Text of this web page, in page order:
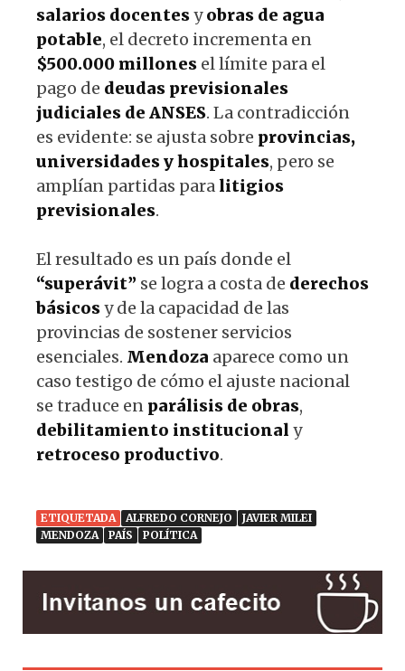
salarios docentesyobras de agua
potable, el decreto incrementa en
$500.000 millones el límite para el
pago de deudas previsionales
judiciales de ANSES. La contradicción
es evidente: se ajusta sobre provincias,
universidades y hospitales, pero se
amplían partidas paralitigios
previsionales.
El resultado es un país donde el
“superávit” se logra a costa de derechos
básicosy de la capacidad de las
provincias de sostener servicios
esenciales. Mendoza aparece como un
caso testigo de cómo el ajuste nacional
se traduce en parálisis de obras,
debilitamiento institucional y
retroceso productivo.
ETIQUETADA ALFREDO CORNEJO
JAVIER MILEI
MENDOZA
PAÍS POLÍTICA